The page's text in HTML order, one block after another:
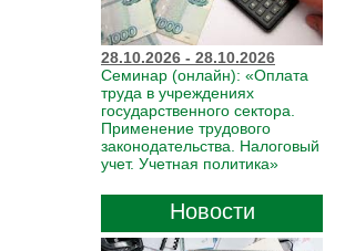
28.10.2026 - 28.10.2026
Семинар (онлайн): «Оплата
труда в учреждениях
государственного сектора.
Применение трудового
законодательства. Налоговый
учет. Учетная политика»
Новости